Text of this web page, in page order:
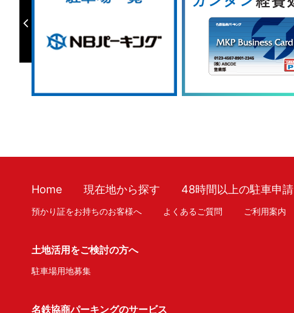
Home 現在地から探す 48時間以上の駐車申請
預かり証をお持ちのお客様へ よくあるご質問 ご利用案内
土地活用をご検討の方へ
駐車場用地募集
名鉄協商パーキングのサービス